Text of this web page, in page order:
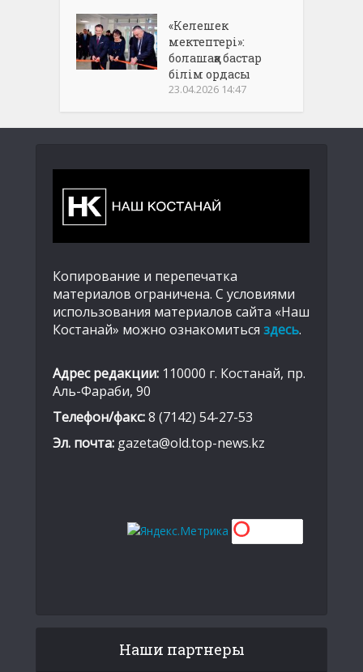
«Келешек
мектептері»:
болашаққа бастар
білім ордасы
23.04.2026 14:47
Копирование и перепечатка
материалов ограничена. С условиями
использования материалов сайта «Наш
Костанай» можно ознакомиться здесь.
Адрес редакции: 110000 г. Костанай, пр.
Аль-Фараби, 90
Телефон/факс:8 (7142) 54-27-53
Эл. почта: gazeta@old.top-news.kz
Наши партнеры